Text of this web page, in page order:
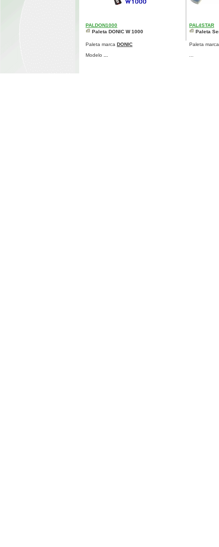
PALDON1000
Paleta DONIC W 1000
Paleta marca DONIC
Modelo
PAL4STAR
Paleta
Paleta